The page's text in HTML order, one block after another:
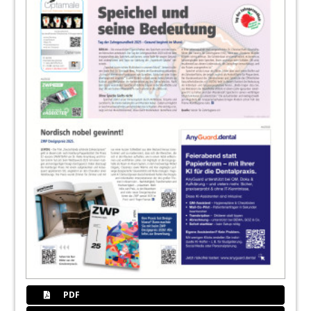
Hall 4.1
Redaktion
3. Giornate Romane – Implantologie ohne
Grenzen
Hall 4.2
Redaktion
77Passage 4-5
Redaktion
78Hall 5.1
Redaktion
79Hall 10.1
Redaktion
PDF